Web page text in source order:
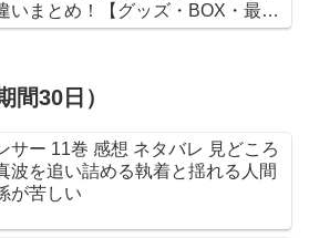
いまとめ！【グッズ・BOX・最安
間30日）
サー 11巻 感想 ネタバレ 見どころ
波を追い詰める執着と揺れる人間
が苦しい